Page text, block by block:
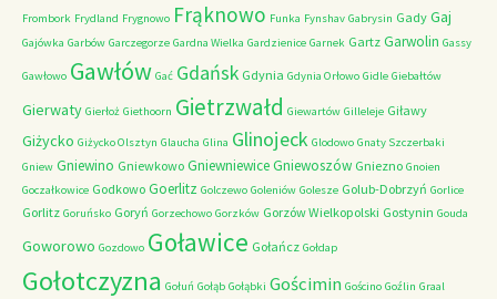
Frombork Frydland Frygnowo Frąknowo Funka Fynshav Gabrysin Gady Gaj
Gajówka Garbów Garczegorze Gardna Wielka Gardzienice Garnek Gartz Garwolin Gassy
Gawłowo Gawłów Gać Gdańsk Gdynia Gdynia Orłowo Gidle Giebałtów
Gierwaty Gierłoż Giethoorn Gietrzwałd Giewartów Gilleleje Giławy
Giżycko Giżycko Olsztyn Glaucha Glina Glinojeck Glodowo Gnaty Szczerbaki
Gniew Gniewino Gniewkowo GniewniewiceGniewoszów Gniezno Gnoien
Goczałkowice Godkowo Goerlitz Golczewo Goleniów Golesze Golub-Dobrzyń Gorlice
Gorlitz Goruńsko Goryń Gorzechowo Gorzków Gorzów Wielkopolski Gostynin Gouda
Goworowo Gozdowo Goławice Gołańcz Gołdap
Gołotczyzna Gołuń Gołąb Gołąbki Gościmin Gościno Goźlin Graal